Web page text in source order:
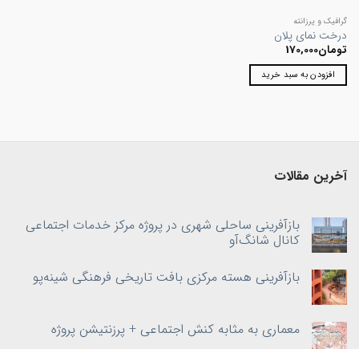
گرافیک و پرزانته
درخت نمای پلان
تومان170,000
افزودن به سبد خرید
آخرین مقالات
بازآفرینی ساحلی شهری در پروژه مرکز خدمات اجتماعی
کانال شانگ‌آو
بازآفرینی هسته‌ مرکزی بافت تاریخی فرهنگی شینه‌پو
معماری به‌ مثابه کنش اجتماعی + پرزنتیشن پروژه